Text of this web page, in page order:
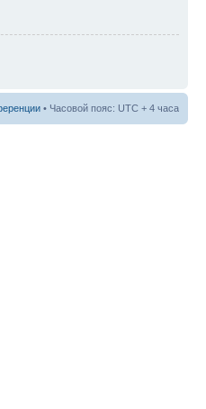
• Часовой пояс: UTC + 4 часа